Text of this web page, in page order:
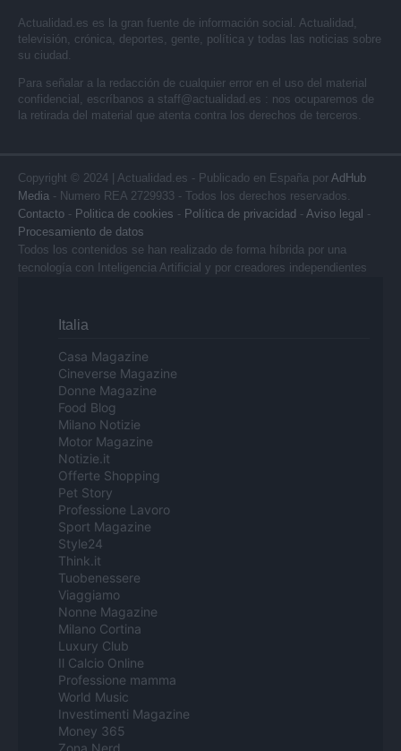
Actualidad.es es la gran fuente de información social. Actualidad,
televisión, crónica, deportes, gente, política y todas las noticias sobre
su ciudad.
Para señalar a la redacción de cualquier error en el uso del material
confidencial, escríbanos a staff@actualidad.es : nos ocuparemos de
la retirada del material que atenta contra los derechos de terceros.
Copyright © 2024 | Actualidad.es - Publicado en España por AdHub
Media - Numero REA 2729933 - Todos los derechos reservados.
Contacto - Politica de cookies - Política de privacidad - Aviso legal -
Procesamiento de datos
Todos los contenidos se han realizado de forma híbrida por una
tecnología con Inteligencia Artificial y por creadores independientes
Italia
Casa Magazine
Cineverse Magazine
Donne Magazine
Food Blog
Milano Notizie
Motor Magazine
Notizie.it
Offerte Shopping
Pet Story
Professione Lavoro
Sport Magazine
Style24
Think.it
Tuobenessere
Viaggiamo
Nonne Magazine
Milano Cortina
Luxury Club
Il Calcio Online
Professione mamma
World Music
Investimenti Magazine
Money 365
Zona Nerd